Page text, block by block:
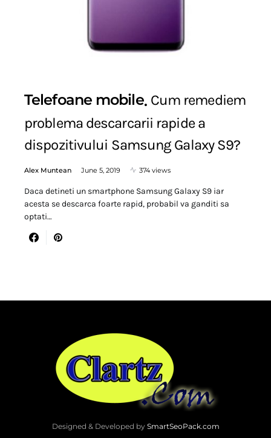
Telefoane mobile Cum remediem
problema descarcarii rapide a
dispozitivului Samsung Galaxy S9?
Alex Muntean June 5, 2019 374 views
Daca detineti un smartphone Samsung Galaxy S9 iar
acesta se descarca foarte rapid, probabil va ganditi sa
optati…
Designed & Developed by SmartSeoPack.com